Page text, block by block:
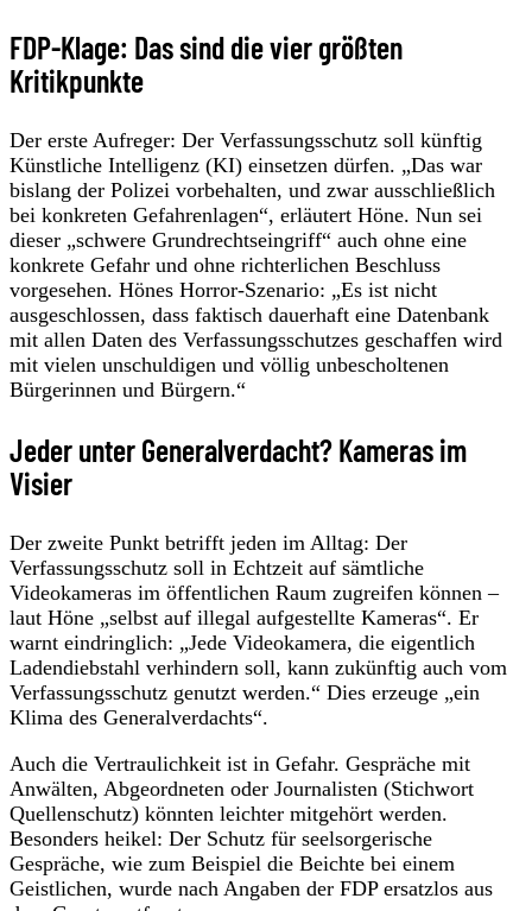
FDP-Klage: Das sind die vier größten
Kritikpunkte
Der erste Aufreger: Der Verfassungsschutz soll künftig
Künstliche Intelligenz (KI) einsetzen dürfen. „Das war
bislang der Polizei vorbehalten, und zwar ausschließlich
bei konkreten Gefahrenlagen“, erläutert Höne. Nun sei
dieser „schwere Grundrechtseingriff“ auch ohne eine
konkrete Gefahr und ohne richterlichen Beschluss
vorgesehen. Hönes Horror-Szenario: „Es ist nicht
ausgeschlossen, dass faktisch dauerhaft eine Datenbank
mit allen Daten des Verfassungsschutzes geschaffen wird
mit vielen unschuldigen und völlig unbescholtenen
Bürgerinnen und Bürgern.“
Jeder unter Generalverdacht? Kameras im
Visier
Der zweite Punkt betrifft jeden im Alltag: Der
Verfassungsschutz soll in Echtzeit auf sämtliche
Videokameras im öffentlichen Raum zugreifen können –
laut Höne „selbst auf illegal aufgestellte Kameras“. Er
warnt eindringlich: „Jede Videokamera, die eigentlich
Ladendiebstahl verhindern soll, kann zukünftig auch vom
Verfassungsschutz genutzt werden.“ Dies erzeuge „ein
Klima des Generalverdachts“.
Auch die Vertraulichkeit ist in Gefahr. Gespräche mit
Anwälten, Abgeordneten oder Journalisten (Stichwort
Quellenschutz) könnten leichter mitgehört werden.
Besonders heikel: Der Schutz für seelsorgerische
Gespräche, wie zum Beispiel die Beichte bei einem
Geistlichen, wurde nach Angaben der FDP ersatzlos aus